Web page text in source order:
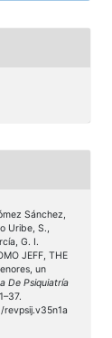
Sánchez,
Uribe, S.,
G. I.
JEFF, THE
un
De Psiquiatría